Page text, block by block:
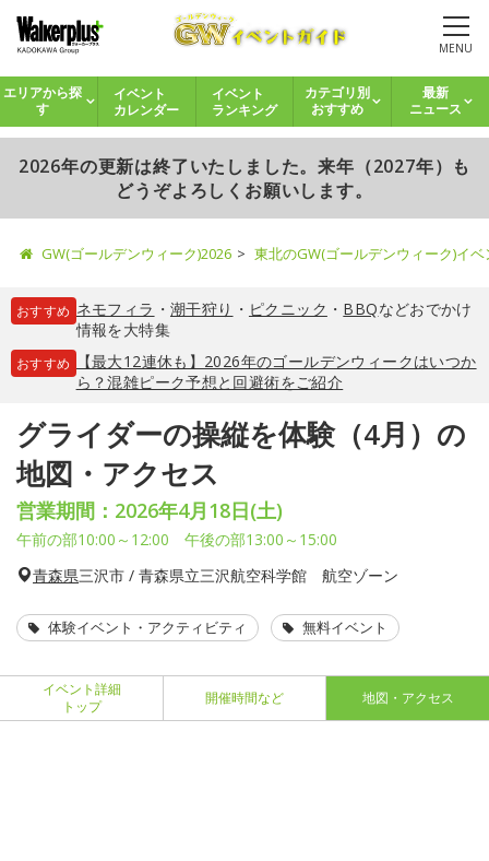
MENU
エリアから探
す
イベント
カレンダー
イベント
ランキング
カテゴリ別
おすすめ
最新
ニュース
2026年の更新は終了いたしました。来年（2027年）も
どうぞよろしくお願いします。
GW(ゴールデンウィーク)2026 東北のGW(ゴールデンウィーク)イ
おすすめ ネモフィラ ・ 潮干狩り ・ ピクニック ・ BBQなどおでかけ
情報を大特集
おすすめ
【最大12連休も】2026年のゴールデンウィークはいつか
ら？混雑ピーク予想と回避術をご紹介
グライダーの操縦を体験（4月）の
地図・アクセス
営業期間：2026年4月18日(土)
午前の部10:00～12:00 午後の部13:00～15:00
青森県三沢市 / 青森県立三沢航空科学館 航空ゾーン
体験イベント・アクティビティ 無料イベント
イベント詳細
トップ
開催時間など 地図・アクセス